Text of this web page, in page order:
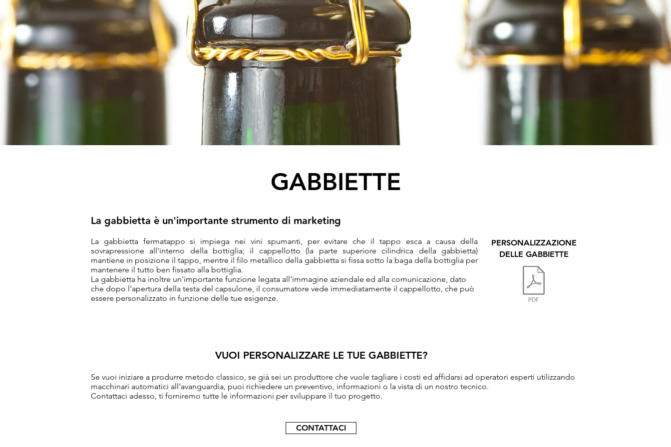
GABBIETTE
La gabbietta è un'importante strumento di marketing
La gabbietta fermatappo si impiega nei vini spumanti, per evitare che il tappo esca a causa della
sovrapressione all'interno della bottiglia; il cappellotto (la parte superiore cilindrica della gabbietta)
mantiene in posizione il tappo, mentre il filo metallico della gabbietta si fissa sotto la baga della bottiglia per
mantenere il tutto ben fissato alla bottiglia.
La gabbietta ha inoltre un'importante funzione legata all'immagine aziendale ed alla comunicazione, dato
che dopo l'apertura della testa del capsulone, il consumatore vede immediatamente il cappellotto, che può
essere personalizzato in funzione delle tue esigenze.
PERSONALIZZAZIONE
DELLE GABBIETTE
VUOI PERSONALIZZARE LE TUE GABBIETTE?
Se vuoi iniziare a produrre metodo classico, se già sei un produttore che vuole tagliare i costi ed affidarsi ad operatori esperti utilizzando
macchinari automatici all'avanguardia, puoi richiedere un preventivo, informazioni o la vista di un nostro tecnico.
Contattaci adesso, ti forniremo tutte le informazioni per sviluppare il tuo progetto.
CONTATTACI